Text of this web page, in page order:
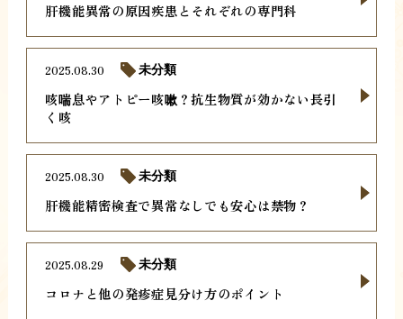
肝機能異常の原因疾患とそれぞれの専門科
咳喘息やアトピー咳嗽？抗生物質が効かない長引
く咳
2025.08.30 未分類
肝機能精密検査で異常なしでも安心は禁物？
2025.08.30 未分類
コロナと他の発疹症見分け方のポイント
2025.08.29 未分類